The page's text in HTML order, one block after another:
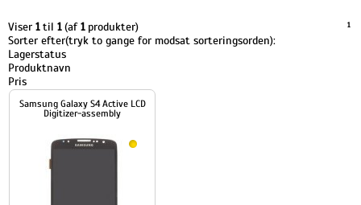
Viser 1til 1(af1produkter) 1
Sorter efter(tryk to gange for modsat sorteringsorden):
Lagerstatus
Produktnavn
Pris
Samsung Galaxy S4 Active LCD
Digitizer-assembly